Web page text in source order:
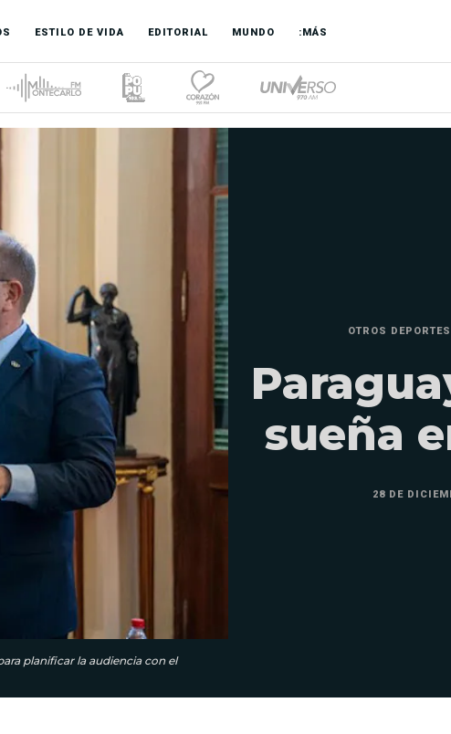
ESTILO DE VIDA EDITORIAL MUNDO :MÁS
planificar la audiencia con el
OTROS
sueña
28 DE